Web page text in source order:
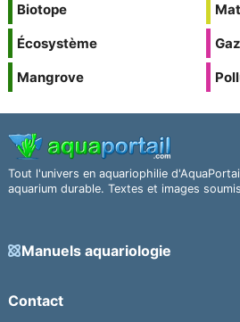
Biotope
Écosystème
Mangrove
Tout l'univers en aquariophilie
aquarium durable. Textes et images
Manuels aquariologie
Contact